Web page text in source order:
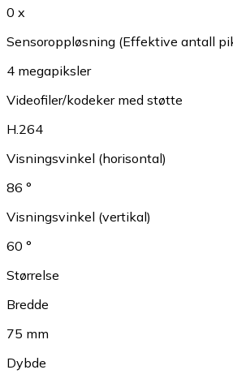
0 x
Sensoroppløsning (Effektive antall
4 megapiksler
Videofiler/kodeker med støtte
H.264
Visningsvinkel (horisontal)
86 °
Visningsvinkel (vertikal)
60 °
Størrelse
Bredde
75 mm
Dybde